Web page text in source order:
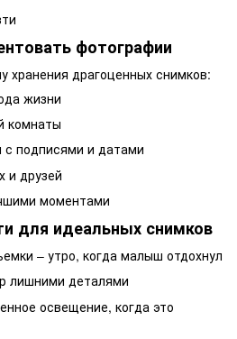
фотографии
хранения драгоценных снимков:
жизни
комнаты
подписями и датами
и друзей
моментами
для идеальных снимков
– утро, когда малыш отдохнул
лишними деталями
освещение, когда это